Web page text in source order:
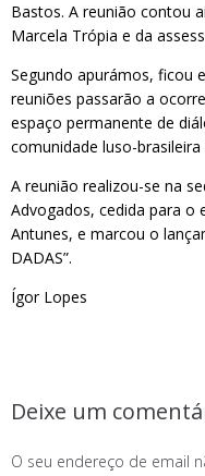
Bastos. A reunião contou
Marcela Trópia e da
Segundo apurámos, ficou
reuniões passarão a
espaço permanente de
comunidade luso-brasileira
A reunião realizou-se na
Advogados, cedida para o
Antunes, e marcou o
DADAS”.
Ígor Lopes
Deixe um
O seu endereço de email